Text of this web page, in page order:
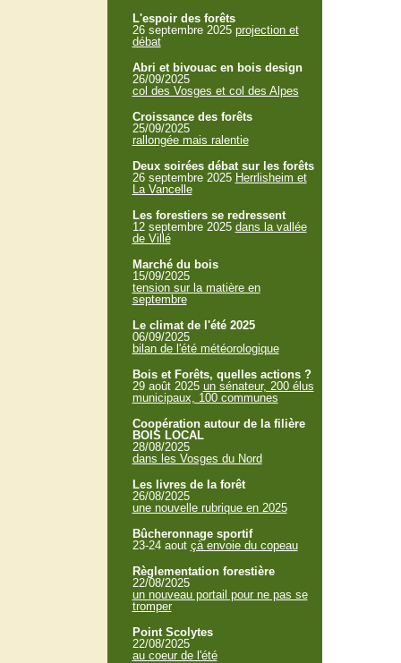
L'espoir des forêts
26 septembre 2025 projection et
débat
Abri et bivouac en bois design
26/09/2025
col des Vosges et col des Alpes
Croissance des forêts
25/09/2025
rallongée mais ralentie
Deux soirées débat sur les forêts
26 septembre 2025 Herrlisheim et
La Vancelle
Les forestiers se redressent
12 septembre 2025 dans la vallée
de Villé
Marché du bois
15/09/2025
tension sur la matière en
septembre
Le climat de l'été 2025
06/09/2025
bilan de l'été météorologique
Bois et Forêts, quelles actions ?
29 août 2025 un sénateur, 200 élus
municipaux, 100 communes
Coopération autour de la filière
BOIS LOCAL
28/08/2025
dans les Vosges du Nord
Les livres de la forêt
26/08/2025
une nouvelle rubrique en 2025
Bûcheronnage sportif
23-24 aout çà envoie du copeau
Règlementation forestière
22/08/2025
un nouveau portail pour ne pas se
tromper
Point Scolytes
22/08/2025
au coeur de l'été